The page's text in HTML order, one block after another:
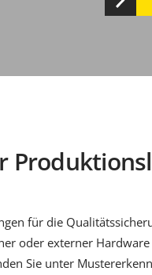
für die
oder externer
Sie unter